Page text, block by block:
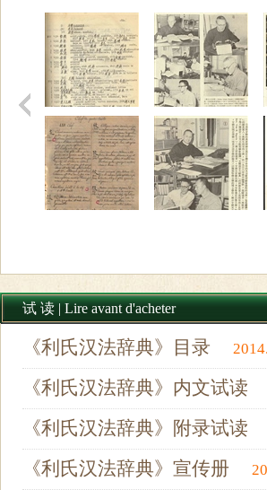
试 读 | Lire avant d'acheter
《利氏汉法辞典》目录
《利氏汉法辞典》内文试读
《利氏汉法辞典》附录试读
《利氏汉法辞典》宣传册